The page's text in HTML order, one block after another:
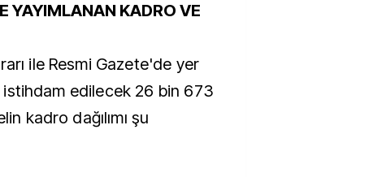
YAYIMLANAN KADRO VE
ile Resmi Gazete'de yer
edilecek 26 bin 673
kadro dağılımı şu